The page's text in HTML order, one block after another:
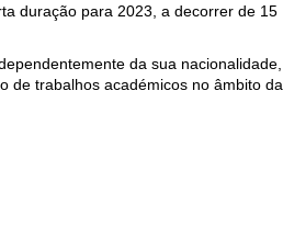
duração para 2023, a decorrer de 15
da sua nacionalidade,
de trabalhos académicos no âmbito da